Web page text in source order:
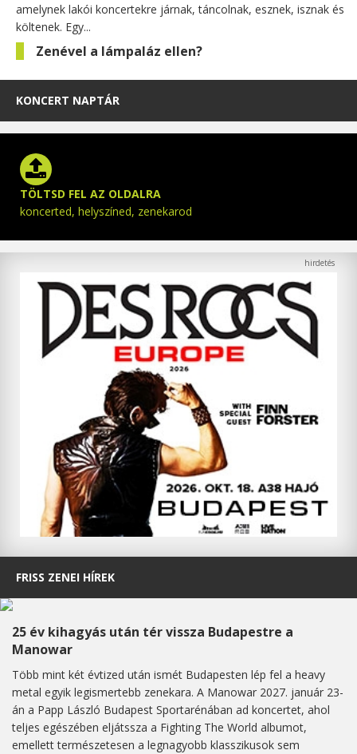
amelynek lakói koncertekre járnak, táncolnak, esznek, isznak és
költenek. Egy...
Zenével a lámpaláz ellen?
KONCERT NAPTÁR
TÖLTSD FEL AZ OLDALRA
koncerted, helyszíned, zenekarod
FRISS ZENEI HÍREK
25 év kihagyás után tér vissza Budapestre a
Manowar
Több mint két évtized után ismét Budapesten lép fel a heavy
metal egyik legismertebb zenekara. A Manowar 2027. január 23-
án a Papp László Budapest Sportarénában ad koncertet, ahol
teljes egészében eljátssza a Fighting The World albumot,
emellett természetesen a legnagyobb klasszikusok sem